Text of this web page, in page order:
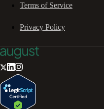
Terms of Service
Privacy Policy